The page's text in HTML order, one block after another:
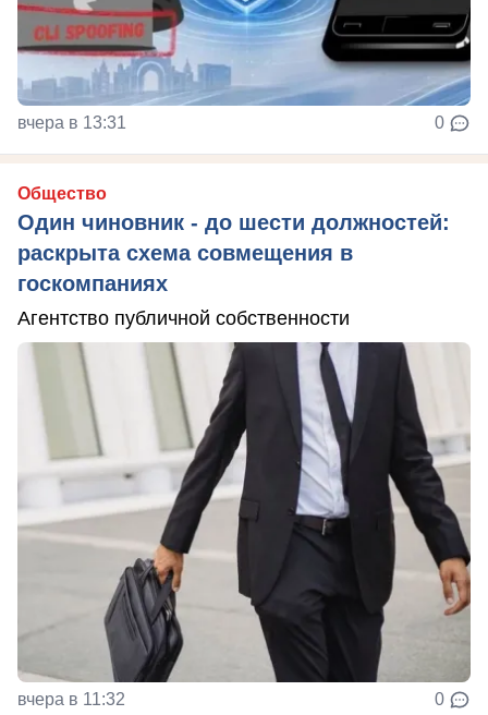
вчера в 13:31 0
Общество
Один чиновник - до шести должностей:
раскрыта схема совмещения в
госкомпаниях
Агентство публичной собственности
вчера в 11:32 0